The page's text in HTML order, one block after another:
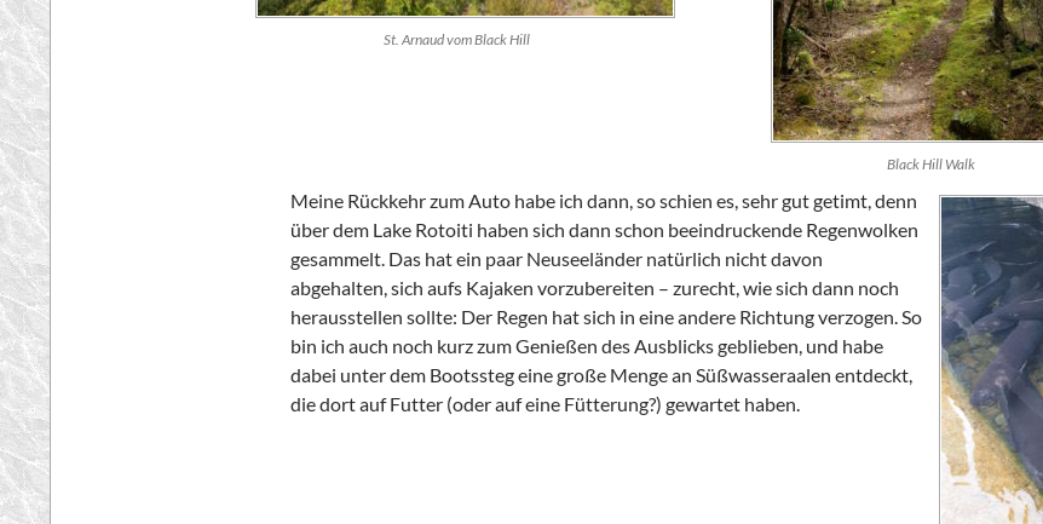
St. Arnaud vom Black Hill
Black Hill Walk
Meine Rückkehr zum Auto habe ich dann, so schien es, sehr gut getimt, denn
über dem Lake Rotoiti haben sich dann schon beeindruckende Regenwolken
gesammelt. Das hat ein paar Neuseeländer natürlich nicht davon
abgehalten, sich aufs Kajaken vorzubereiten – zurecht, wie sich dann noch
herausstellen sollte: Der Regen hat sich in eine andere Richtung verzogen. So
bin ich auch noch kurz zum Genießen des Ausblicks geblieben, und habe
dabei unter dem Bootssteg eine große Menge an Süßwasseraalen entdeckt,
die dort auf Futter (oder auf eine Fütterung?) gewartet haben.